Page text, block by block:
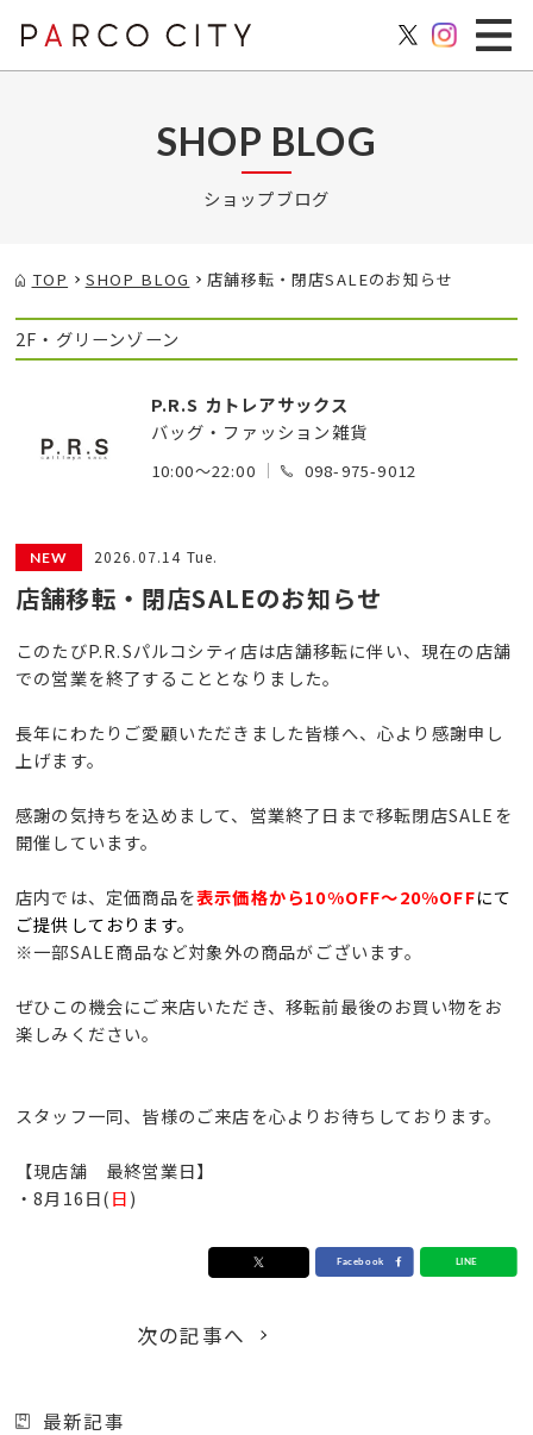
SHOP BLOG
ショップブログ
TOP SHOP BLOG 店舗移転・閉店SALEのお知らせ
2F・グリーンゾーン
P.R.S カトレアサックス
バッグ・ファッション雑貨
10:00～22:00 098-975-9012
2026.07.14 Tue.
店舗移転・閉店SALEのお知らせ
このたびP.R.Sパルコシティ店は店舗移転に伴い、現在の店舗
での営業を終了することとなりました。
長年にわたりご愛顧いただきました皆様へ、心より感謝申し
上げます。
感謝の気持ちを込めまして、営業終了日まで移転閉店SALEを
開催しています。
店内では、定価商品を表示価格から10%OFF〜20%OFFにて
ご提供しております。
※一部SALE商品など対象外の商品がございます。
ぜひこの機会にご来店いただき、移転前最後のお買い物をお
楽しみください。
スタッフ一同、皆様のご来店を心よりお待ちしております。
【現店舗 最終営業日】
・8月16日(日)
次の記事へ
最新記事